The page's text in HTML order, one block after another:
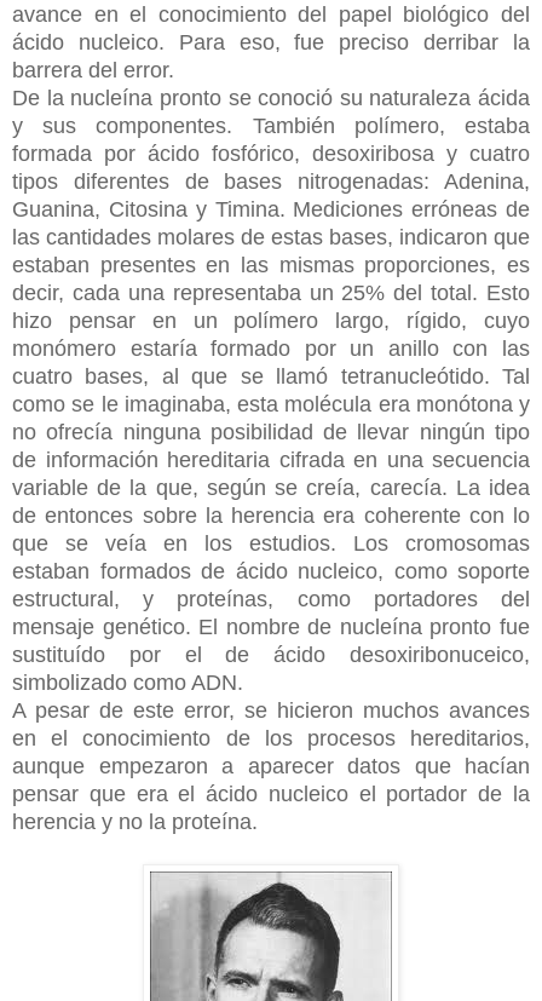
avance en el conocimiento del papel biológico del
ácido nucleico. Para eso, fue preciso derribar la
barrera del error.
De la nucleína pronto se conoció su naturaleza ácida
y sus componentes. También polímero, estaba
formada por ácido fosfórico, desoxiribosa y cuatro
tipos diferentes de bases nitrogenadas: Adenina,
Guanina, Citosina y Timina. Mediciones erróneas de
las cantidades molares de estas bases, indicaron que
estaban presentes en las mismas proporciones, es
decir, cada una representaba un 25% del total. Esto
hizo pensar en un polímero largo, rígido, cuyo
monómero estaría formado por un anillo con las
cuatro bases, al que se llamó tetranucleótido. Tal
como se le imaginaba, esta molécula era monótona y
no ofrecía ninguna posibilidad de llevar ningún tipo
de información hereditaria cifrada en una secuencia
variable de la que, según se creía, carecía. La idea
de entonces sobre la herencia era coherente con lo
que se veía en los estudios. Los cromosomas
estaban formados de ácido nucleico, como soporte
estructural, y proteínas, como portadores del
mensaje genético. El nombre de nucleína pronto fue
sustituído por el de ácido desoxiribonuceico,
simbolizado como ADN.
A pesar de este error, se hicieron muchos avances
en el conocimiento de los procesos hereditarios,
aunque empezaron a aparecer datos que hacían
pensar que era el ácido nucleico el portador de la
herencia y no la proteína.